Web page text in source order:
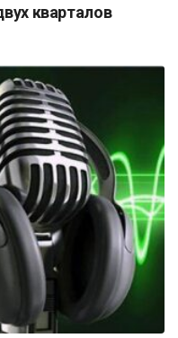
кварталов